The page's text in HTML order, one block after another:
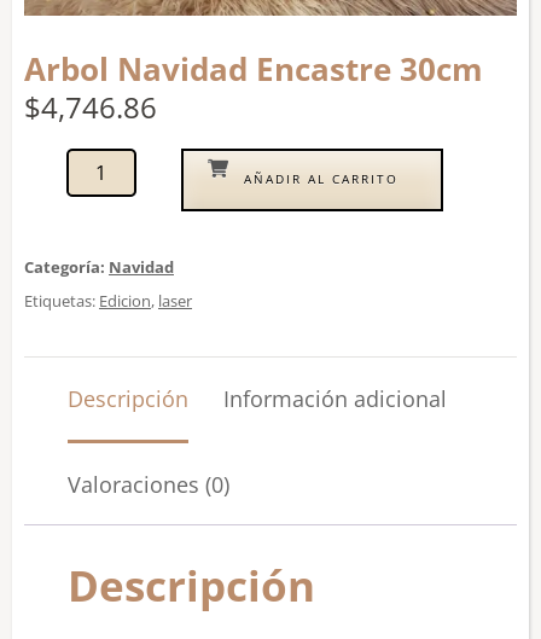
Arbol Navidad Encastre 30cm
$4,746.86
AÑADIR AL CARRITO
Categoría: Navidad
Etiquetas: Edicion, laser
Descripción Información adicional
Valoraciones (0)
Descripción